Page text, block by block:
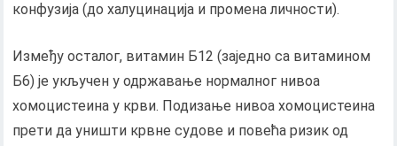
конфузија (до халуцинација и промена личности).
Између осталог, витамин Б12 (заједно са витамином
Б6) је укључен у одржавање нормалног нивоа
хомоцистеина у крви. Подизање нивоа хомоцистеина
прети да уништи крвне судове и повећа ризик од